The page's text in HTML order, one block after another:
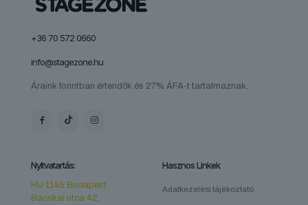
+36 70 572 0660
info@stagezone.hu
Áraink forintban értendők és 27% ÁFA-t tartalmaznak.
Nyitvatartás:
HU 1145 Budapest
Bácskai utca 42.
Hasznos Linkek
Adatkezelési tájékoztató